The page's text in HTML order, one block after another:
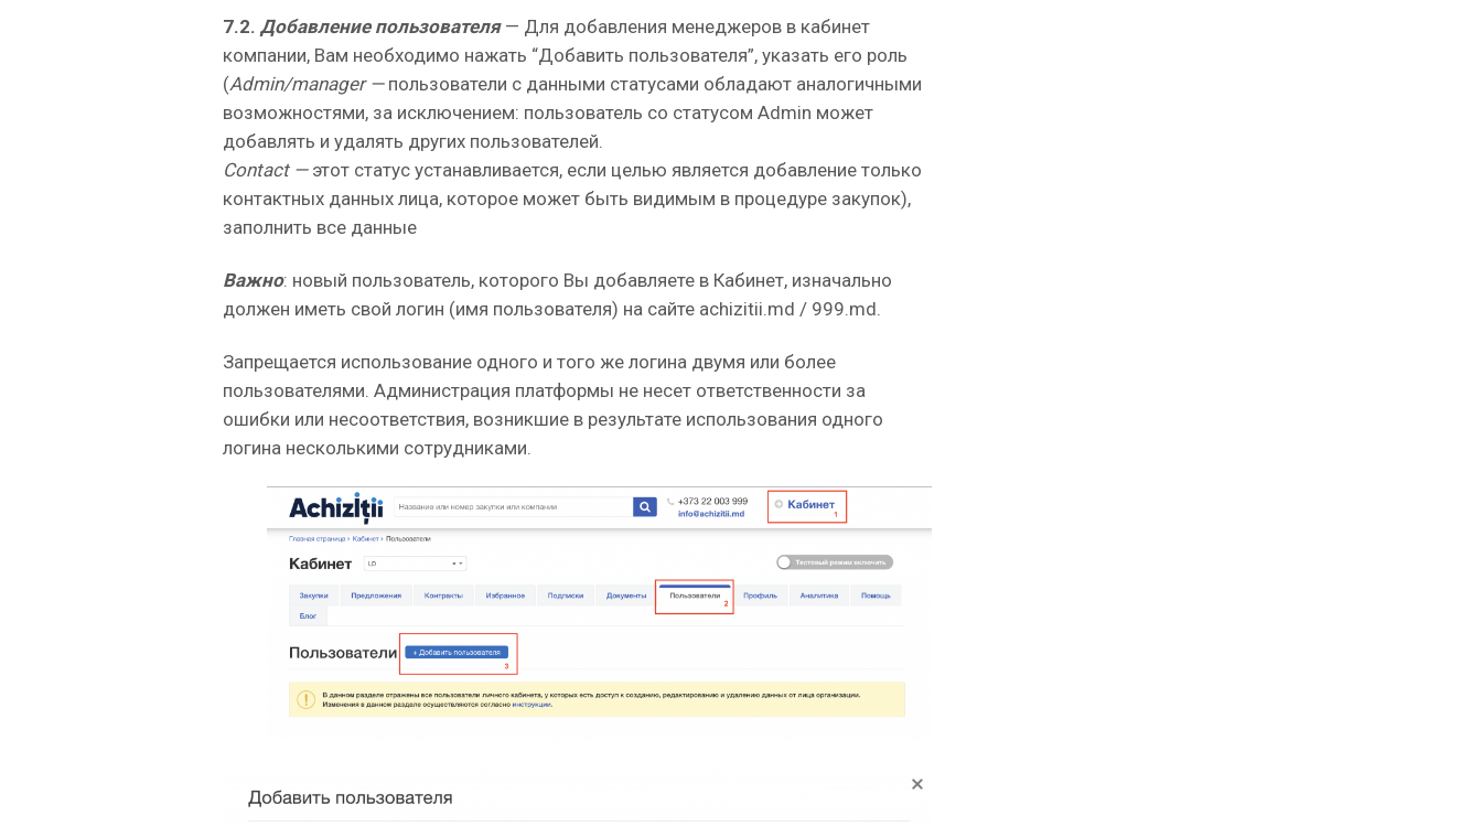
7.2. Добавление пользователя— Для добавления менеджеров в кабинет
компании, Вам необходимо нажать “Добавить пользователя”, указать его роль
(Admin/manager — пользователи с данными статусами обладают аналогичными
возможностями, за исключением: пользователь со статусом Admin может
добавлять и удалять других пользователей.
Contact — этот статус устанавливается, если целью является добавление только
контактных данных лица, которое может быть видимым в процедуре закупок),
заполнить все данные
Важно: новый пользователь, которого Вы добавляете в Кабинет, изначально
должен иметь свой логин (имя пользователя) на сайте achizitii.md / 999.md.
Запрещается использование одного и того же логина двумя или более
пользователями. Администрация платформы не несет ответственности за
ошибки или несоответствия, возникшие в результате использования одного
логина несколькими сотрудниками.